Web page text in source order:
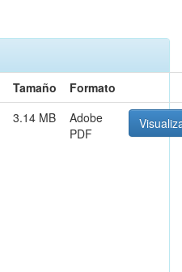
Tamaño
Formato
3.14 MB
Adobe
PDF